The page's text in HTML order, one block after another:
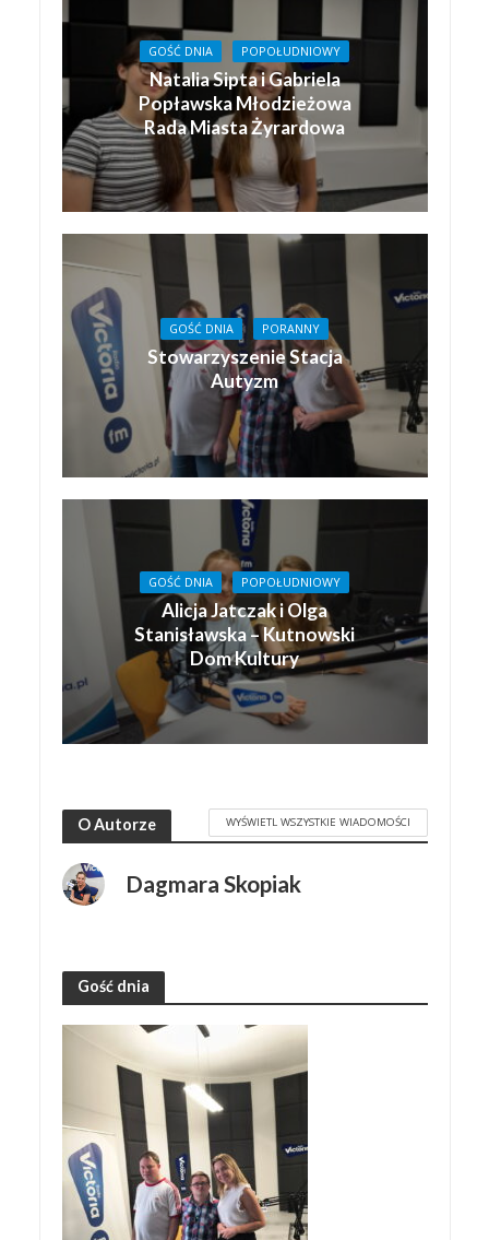
GOŚĆ DNIA POPOŁUDNIOWY
Natalia Sipta i Gabriela
Popławska Młodzieżowa
Rada Miasta Żyrardowa
GOŚĆ DNIA PORANNY
Stowarzyszenie Stacja
Autyzm
GOŚĆ DNIA POPOŁUDNIOWY
Alicja Jatczak i Olga
Stanisławska – Kutnowski
Dom Kultury
O Autorze WYŚWIETL WSZYSTKIE WIADOMOŚCI
Dagmara Skopiak
Gość dnia